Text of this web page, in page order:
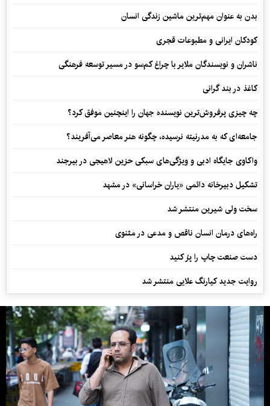
بدن به عنوان مهم‌ترین ماشین زندگی انسان
کودکان ایرانی و مطبوعات قجری
ناشران و نویسندگان ملایر با چراغ کم‌سو در مسیر توسعه فرهنگی
کاغذ در بند گرانی
چه چیزی پرفروش‌ترین نویسنده جهان را اینچنین موفق کرد؟
جامعه‌ای که به مدرنیته نرسیده، چگونه هنر معاصر می‌آفریند؟
واکاوی جایگاه ادبی و ویژگی‌های سبکی حزین لاهیجی در بیرجند
تشکیل دبیرخانه دائمی «یاران خراسانی» در مشهد
سخت ولی شیرین منتشر شد
راه‌های درمان انسان ناقص و مدعی در مثنوی
دست صنعت چاپ را پرُ کنید
روایت جدید کیارنگ علایی منتشر شد